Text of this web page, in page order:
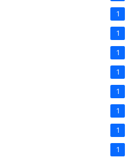
1
1
1
1
1
1
1
1